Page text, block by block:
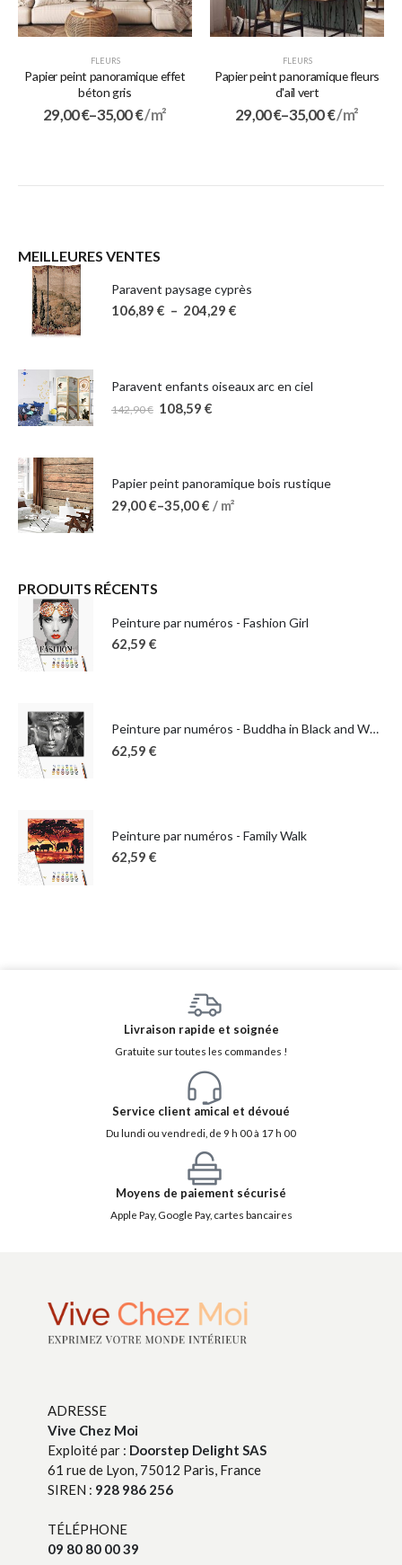
FLEURS
Papier peint panoramique effet
béton gris
29,00€–35,00€/ m²
FLEURS
Papier peint panoramique fleurs
d'ail vert
29,00€–35,00€/ m²
MEILLEURES VENTES
Paravent paysage cyprès
106,89 € – 204,29 €
Paravent enfants oiseaux arc en ciel
142,90€ 108,59 €
Papier peint panoramique bois rustique
29,00€–35,00€ / m²
PRODUITS RÉCENTS
Peinture par numéros - Fashion Girl
62,59 €
Peinture par numéros - Buddha in Black and White
62,59 €
Peinture par numéros - Family Walk
62,59 €
Livraison rapide et soignée
Gratuite sur toutes les commandes !
Service client amical et dévoué
Du lundi ou vendredi, de 9 h 00 à 17 h 00
Moyens de paiement sécurisé
Apple Pay, Google Pay, cartes bancaires
ADRESSE
Vive Chez Moi
Exploité par : Doorstep Delight SAS
61 rue de Lyon, 75012 Paris, France
SIREN : 928 986 256
TÉLÉPHONE
09 80 80 00 39